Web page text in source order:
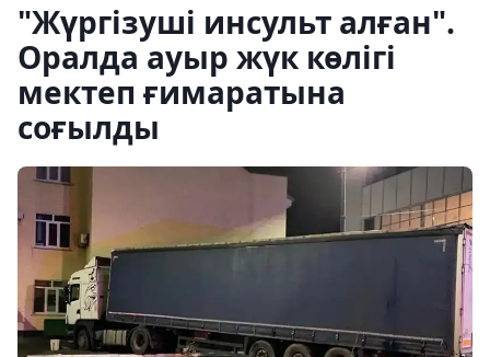
"Жүргізуші инсульт алған".
Оралда ауыр жүк көлігі
мектеп ғимаратына
соғылды